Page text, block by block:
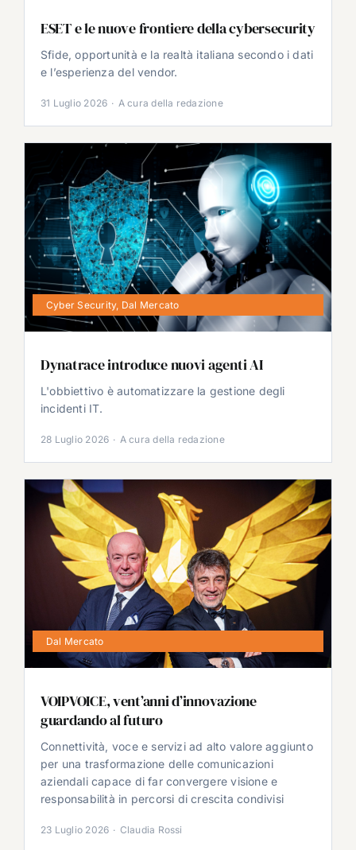
ESET e le nuove frontiere della cybersecurity
Sfide, opportunità e la realtà italiana secondo i dati
e l’esperienza del vendor.
31 Luglio 2026 · A cura della redazione
Cyber Security, Dal Mercato
Dynatrace introduce nuovi agenti AI
L'obbiettivo è automatizzare la gestione degli
incidenti IT.
28 Luglio 2026 · A cura della redazione
Dal Mercato
VOIPVOICE, vent’anni d’innovazione
guardando al futuro
Connettività, voce e servizi ad alto valore aggiunto
per una trasformazione delle comunicazioni
aziendali capace di far convergere visione e
responsabilità in percorsi di crescita condivisi
23 Luglio 2026 · Claudia Rossi